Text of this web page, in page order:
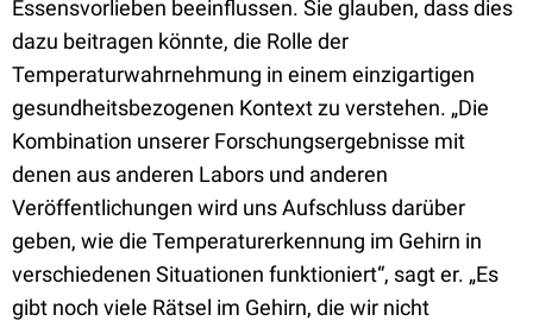
Essensvorlieben beeinflussen. Sie glauben, dass dies
dazu beitragen könnte, die Rolle der
Temperaturwahrnehmung in einem einzigartigen
gesundheitsbezogenen Kontext zu verstehen. „Die
Kombination unserer Forschungsergebnisse mit
denen aus anderen Labors und anderen
Veröffentlichungen wird uns Aufschluss darüber
geben, wie die Temperaturerkennung im Gehirn in
verschiedenen Situationen funktioniert“, sagt er. „Es
gibt noch viele Rätsel im Gehirn, die wir nicht